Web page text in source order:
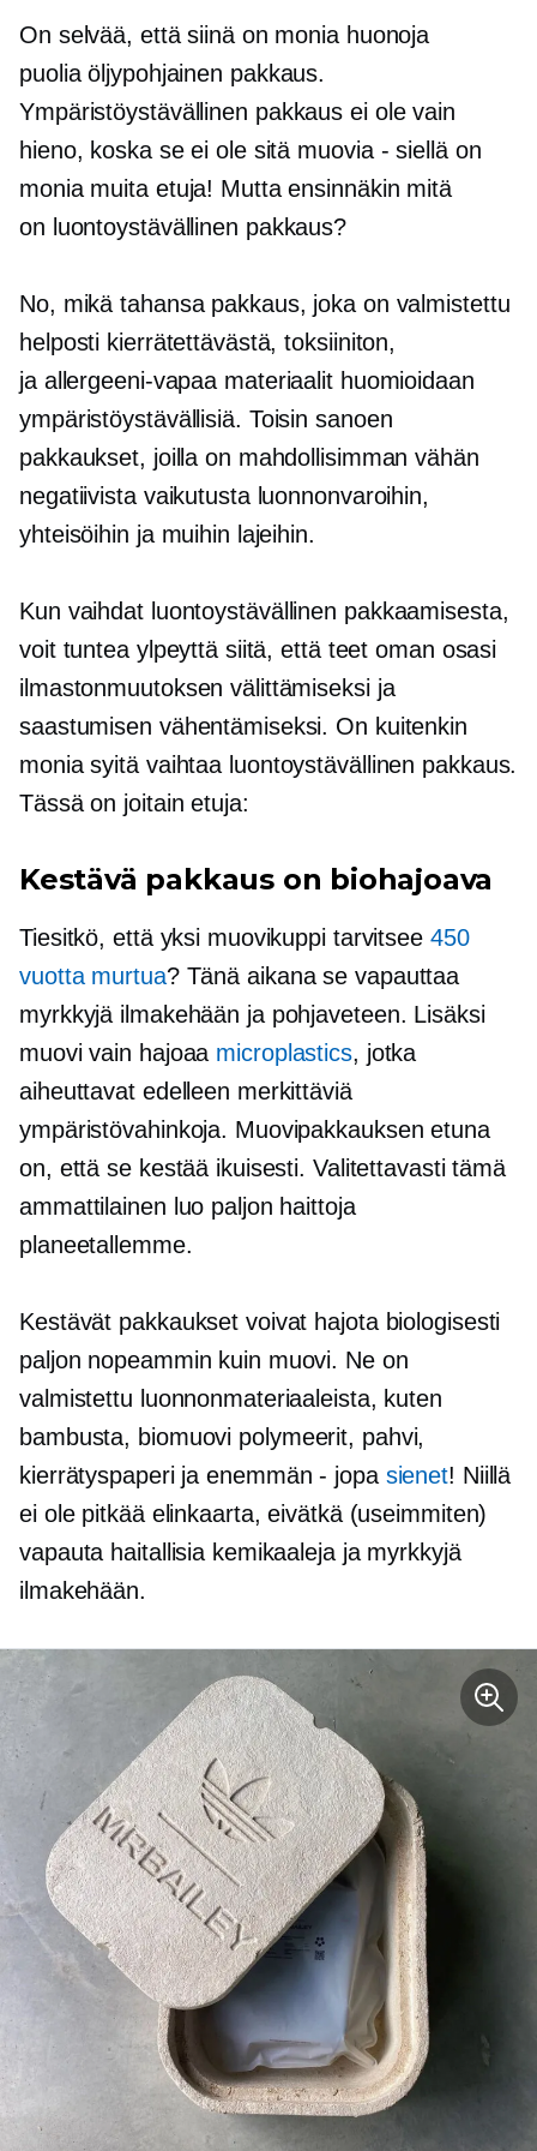
On selvää, että siinä on monia huonoja
puoliaöljypohjainen pakkaus.
Ympäristöystävällinen pakkaus ei ole vain
hieno, koska se ei ole sitä muovia - sielläon
monia muita etuja! Mutta ensinnäkin mitä
on luontoystävällinen pakkaus?
No, mikä tahansa pakkaus, joka on valmistettu
helposti kierrätettävästä,toksiiniton,
ja allergeeni-vapaa materiaalit huomioidaan
ympäristöystävällisiä. Toisin sanoen
pakkaukset, joilla on mahdollisimman vähän
negatiivista vaikutusta luonnonvaroihin,
yhteisöihin ja muihin lajeihin.
Kun vaihdat luontoystävällinen pakkaamisesta,
voit tuntea ylpeyttä siitä, että teet oman osasi
ilmastonmuutoksen välittämiseksi ja
saastumisen vähentämiseksi. On kuitenkin
monia syitä vaihtaa luontoystävällinen pakkaus.
Tässä on joitain etuja:
Kestävä pakkaus on biohajoava
Tiesitkö, että yksi muovikuppi tarvitsee 450
vuotta murtua? Tänä aikana se vapauttaa
myrkkyjä ilmakehään ja pohjaveteen. Lisäksi
muovi vain hajoaa microplastics, jotka
aiheuttavat edelleen merkittäviä
ympäristövahinkoja. Muovipakkauksen etuna
on, että se kestää ikuisesti. Valitettavasti tämä
ammattilainen luo paljon haittoja
planeetallemme.
Kestävät pakkaukset voivat hajota biologisesti
paljon nopeammin kuin muovi. Ne on
valmistettu luonnonmateriaaleista, kuten
bambusta, biomuovi polymeerit, pahvi,
kierrätyspaperi jaenemmän - jopa sienet! Niillä
ei ole pitkää elinkaarta, eivätkä (useimmiten)
vapauta haitallisia kemikaaleja ja myrkkyjä
ilmakehään.